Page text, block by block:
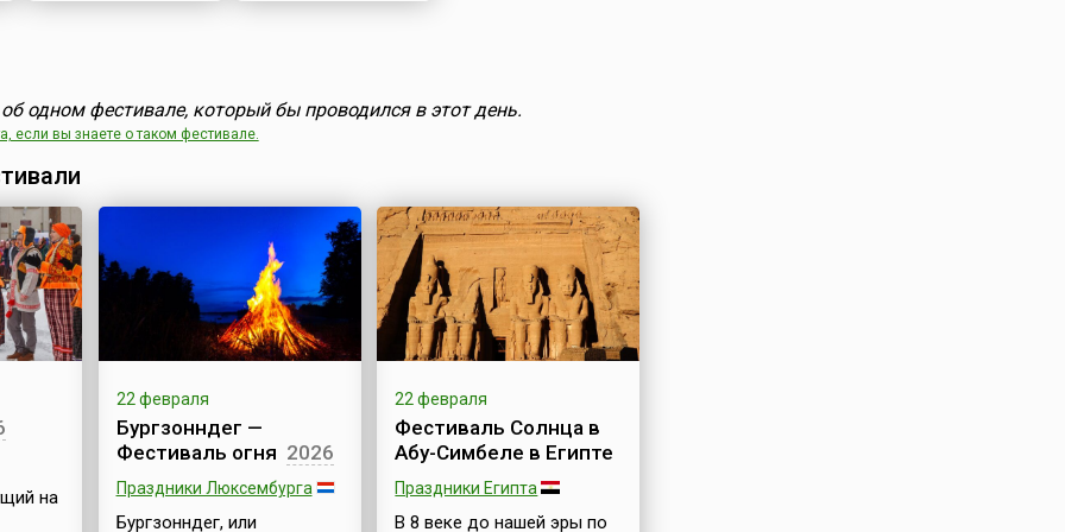
одном фестивале, который бы проводился в этот день.
если вы знаете о таком фестивале.
на
22 февраля
Бургзонндег —
Фестиваль огня 2026
Праздники Люксембурга
Бургзонндег, или
22 февраля
Фестиваль Солнца в
Абу-Симбеле в Египте
Праздники Египта
В 8 веке до нашей эры по